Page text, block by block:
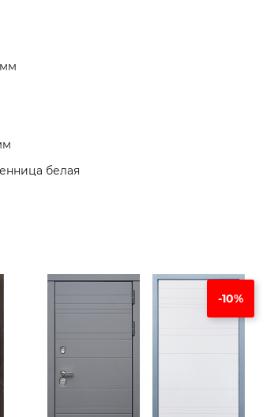
мм
белая
-10%